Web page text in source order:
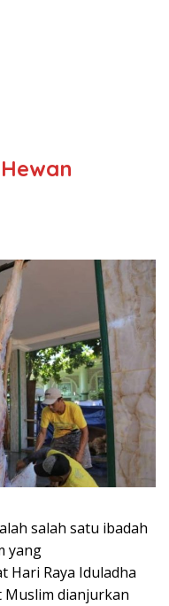
salah satu ibadah
yang
Hari Raya Iduladha
Muslim dianjurkan